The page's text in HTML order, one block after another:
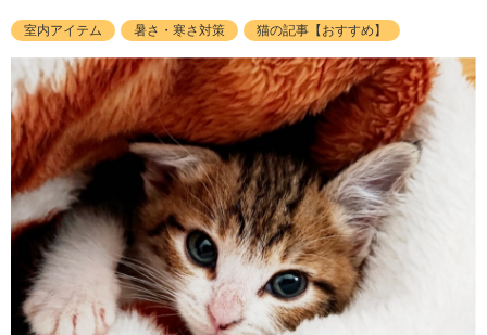
室内アイテム 暑さ・寒さ対策 猫の記事【おすすめ】